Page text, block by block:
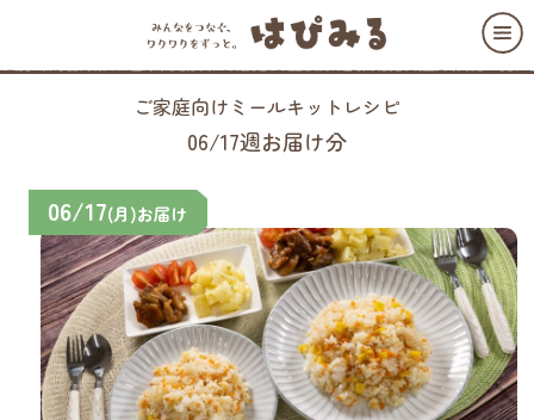
ご家庭向けミールキットレシピ
06/17週お届け分
06/17(月)お届け